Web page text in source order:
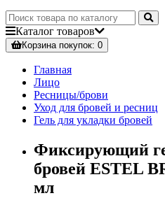
Каталог товаров
Корзинапокупок: 0
Главная
Лицо
Ресницы/брови
Уход для бровей и ресниц
Гель для укладки бровей
Фиксирующий
бровей ESTEL
мл